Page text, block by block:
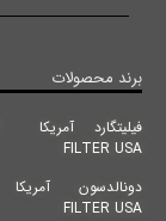
برند محصولات
FILTER USA
FILTER USA